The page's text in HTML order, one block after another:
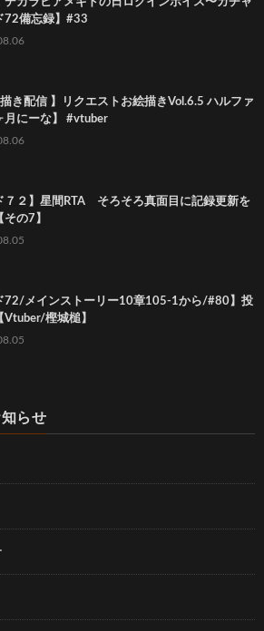
デカラビアメギドの日ログインボイス〜ガチャ
72備忘録】#33
描き配信 】リクエストお絵描きVol.6.5 ハルファ
月にーな】 #vtuber
７２】星間RTA そろそろ真面目に記録更新を
その7】
72/メインストーリー10章105-1から/#80】投
Vtuber/樫城槌】
らせ